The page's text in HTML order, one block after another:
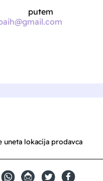
putem e-
uneta lokacija prodavca